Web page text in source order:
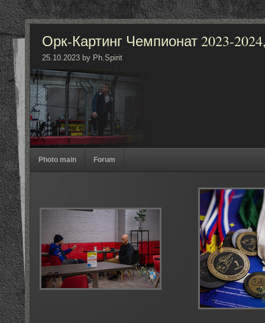
Орк-Картинг Чемпионат 2023-
25.10.2023 by Ph.Spirit
Photo main Forum